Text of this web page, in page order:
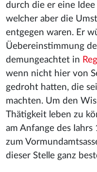
durch die er eine
welcher aber die
entgegen waren. Er
Üebereinstimmung
demungeachtet in
wenn nicht hier von
gedroht hatten, die
machten. Um den
Thätigkeit leben zu
am Anfange des
zum
dieser Stelle ganz